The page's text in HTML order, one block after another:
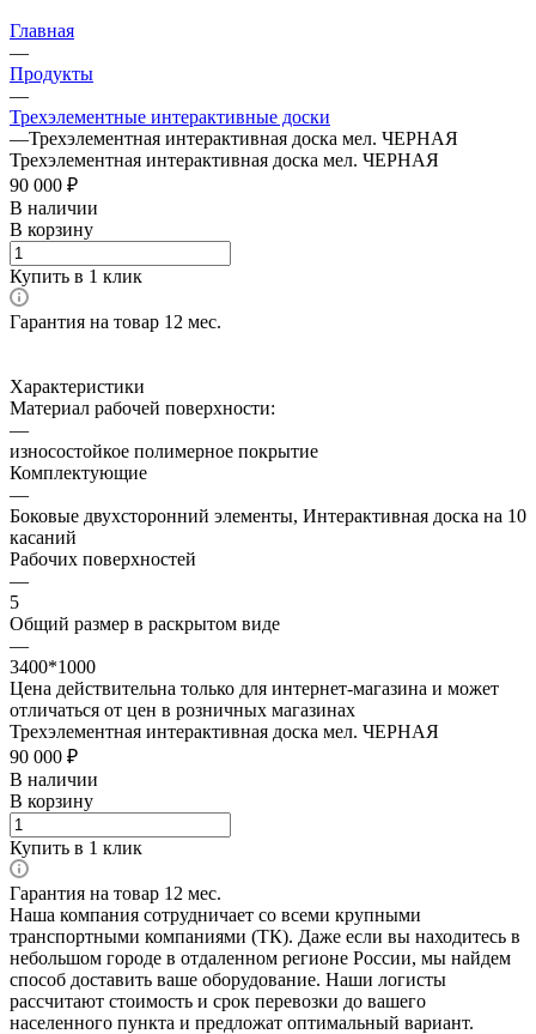
Главная
—
Продукты
—
Трехэлементные интерактивные доски
—Трехэлементная интерактивная доска мел. ЧЕРНАЯ
Трехэлементная интерактивная доска мел. ЧЕРНАЯ
90 000 ₽
В наличии
В корзину
Купить в 1 клик
Гарантия на товар 12 мес.
Характеристики
Материал рабочей поверхности:
—
износостойкое полимерное покрытие
Комплектующие
—
Боковые двухсторонний элементы, Интерактивная доска на 10
касаний
Рабочих поверхностей
—
5
Общий размер в раскрытом виде
—
3400*1000
Цена действительна только для интернет-магазина и может
отличаться от цен в розничных магазинах
Трехэлементная интерактивная доска мел. ЧЕРНАЯ
90 000 ₽
В наличии
В корзину
Купить в 1 клик
Гарантия на товар 12 мес.
Наша компания сотрудничает со всеми крупными
транспортными компаниями (ТК). Даже если вы находитесь в
небольшом городе в отдаленном регионе России, мы найдем
способ доставить ваше оборудование. Наши логисты
рассчитают стоимость и срок перевозки до вашего
населенного пункта и предложат оптимальный вариант.